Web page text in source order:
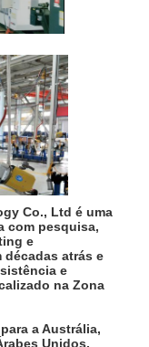
do capacitor
Co., Ltd é uma
com pesquisa,
e
décadas atrás e
e
na Zona
a Austrália,
Unidos,